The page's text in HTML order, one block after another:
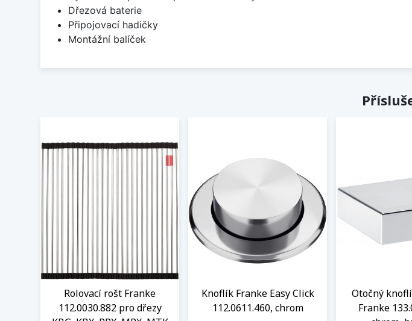
Dřezová baterie
Připojovací hadičky
Montážní balíček
Rolovací rošt Franke
112.0030.882 pro dřezy
Knoflík Franke Easy Click
112.0611.460, chrom
Otočný
Franke